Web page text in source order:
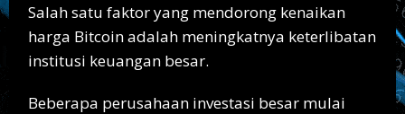
Salah satu faktor yang mendorong kenaikan
harga Bitcoin adalah meningkatnya keterlibatan
institusi keuangan besar.
Beberapa perusahaan investasi besar mulai